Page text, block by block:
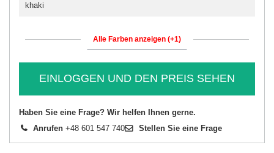
khaki
Alle Farben anzeigen (+1)
EINLOGGEN UND DEN PREIS SEHEN
Haben Sie eine Frage? Wir helfen Ihnen gerne.
Anrufen +48 601 547 740 Stellen Sie eine Frage